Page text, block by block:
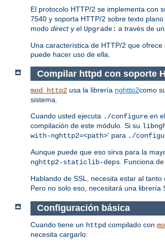
El protocolo HTTP/2 se implementa con
7540 y soporta HTTP/2 sobre texto
modo directy el Upgrade: a través de
Una característica de HTTP/2 que
puede hacer uso de ella.
Compilar httpd con soporte
mod_http2 usa la librería nghttp2como
sistema.
Cuando usted ejecuta ./configure en
compilación de este módulo. Si su
with-nghttp2=<path>' para ./
Aunque puede que eso sirva para la
nghttp2-staticlib-deps. Funciona
Hablando de SSL, necesita estar al
Pero no solo eso, necesitará una librería
Configuración básica
Cuando tiene un httpd compilado con
necesita cargarlo: